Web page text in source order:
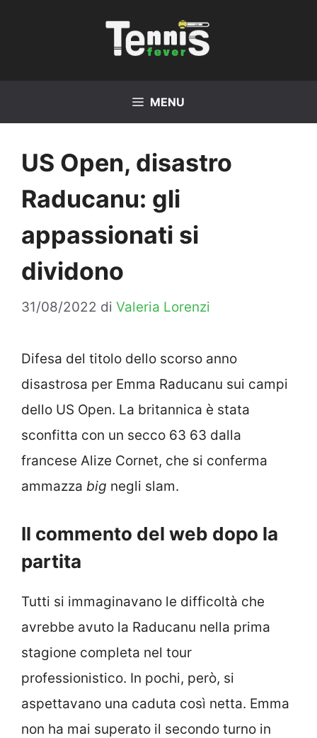
MENU
US Open, disastro
Raducanu: gli
appassionati si
dividono
31/08/2022 di Valeria Lorenzi
Difesa del titolo dello scorso anno
disastrosa per Emma Raducanu sui campi
dello US Open. La britannica è stata
sconfitta con un secco 63 63 dalla
francese Alize Cornet, che si conferma
ammazza big negli slam.
Il commento del web dopo la
partita
Tutti si immaginavano le difficoltà che
avrebbe avuto la Raducanu nella prima
stagione completa nel tour
professionistico. In pochi, però, si
aspettavano una caduta così netta. Emma
non ha mai superato il secondo turno in